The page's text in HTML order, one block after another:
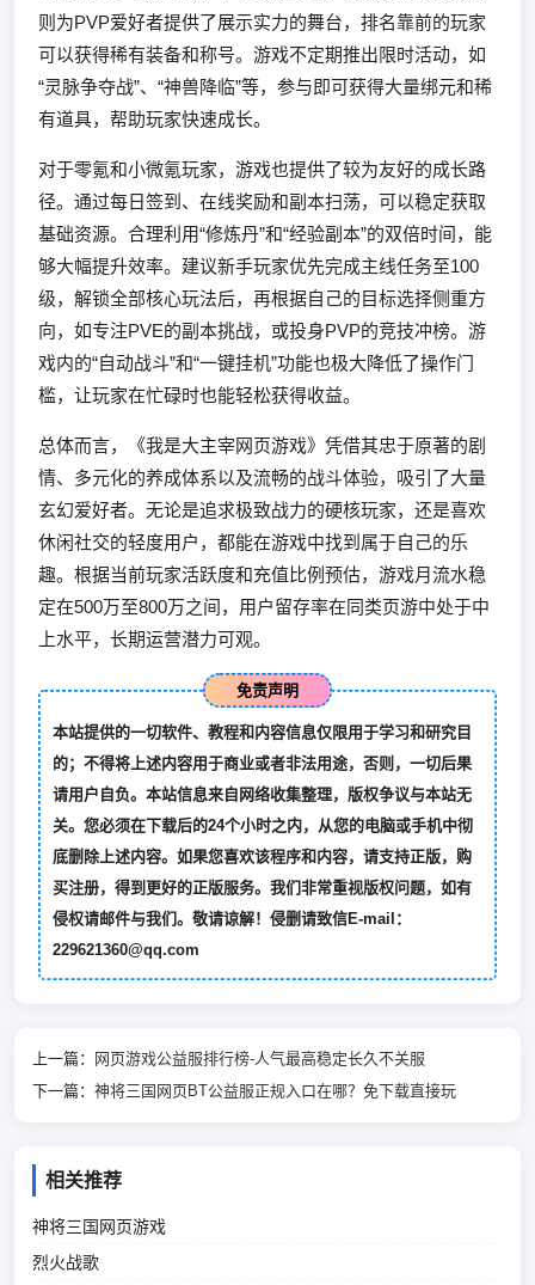
则为PVP爱好者提供了展示实力的舞台，排名靠前的玩家
可以获得稀有装备和称号。游戏不定期推出限时活动，如
“灵脉争夺战”、“神兽降临”等，参与即可获得大量绑元和稀
有道具，帮助玩家快速成长。
对于零氪和小微氪玩家，游戏也提供了较为友好的成长路
径。通过每日签到、在线奖励和副本扫荡，可以稳定获取
基础资源。合理利用“修炼丹”和“经验副本”的双倍时间，能
够大幅提升效率。建议新手玩家优先完成主线任务至100
级，解锁全部核心玩法后，再根据自己的目标选择侧重方
向，如专注PVE的副本挑战，或投身PVP的竞技冲榜。游
戏内的“自动战斗”和“一键挂机”功能也极大降低了操作门
槛，让玩家在忙碌时也能轻松获得收益。
总体而言，《我是大主宰网页游戏》凭借其忠于原著的剧
情、多元化的养成体系以及流畅的战斗体验，吸引了大量
玄幻爱好者。无论是追求极致战力的硬核玩家，还是喜欢
休闲社交的轻度用户，都能在游戏中找到属于自己的乐
趣。根据当前玩家活跃度和充值比例预估，游戏月流水稳
定在500万至800万之间，用户留存率在同类页游中处于中
上水平，长期运营潜力可观。
免责声明
本站提供的一切软件、教程和内容信息仅限用于学习和研究目
的；不得将上述内容用于商业或者非法用途，否则，一切后果
请用户自负。本站信息来自网络收集整理，版权争议与本站无
关。您必须在下载后的24个小时之内，从您的电脑或手机中彻
底删除上述内容。如果您喜欢该程序和内容，请支持正版，购
买注册，得到更好的正版服务。我们非常重视版权问题，如有
侵权请邮件与我们。敬请谅解！侵删请致信E-mail：
229621360@qq.com
上一篇： 网页游戏公益服排行榜-人气最高稳定长久不关服
下一篇： 神将三国网页BT公益服正规入口在哪？免下载直接玩
相关推荐
神将三国网页游戏
烈火战歌